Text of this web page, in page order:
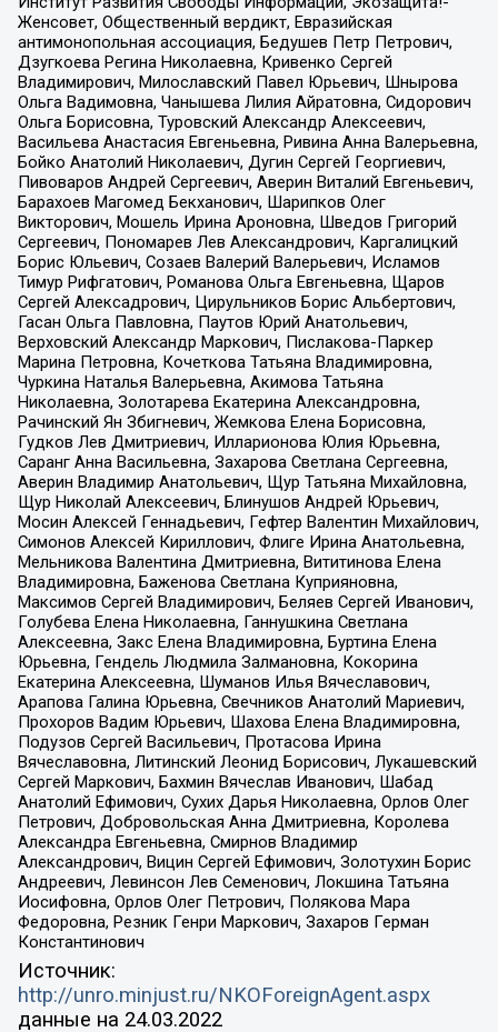
Женсовет, Общественный вердикт, Евразийская
антимонопольная ассоциация, Бедушев Петр Петрович,
Дзугкоева Регина Николаевна, Кривенко Сергей
Владимирович, Милославский Павел Юрьевич, Шнырова
Ольга Вадимовна, Чанышева Лилия Айратовна, Сидорович
Ольга Борисовна, Туровский Александр Алексеевич,
Васильева Анастасия Евгеньевна, Ривина Анна Валерьевна,
Бойко Анатолий Николаевич, Дугин Сергей Георгиевич,
Пивоваров Андрей Сергеевич, Аверин Виталий Евгеньевич,
Барахоев Магомед Бекханович, Шарипков Олег
Викторович, Мошель Ирина Ароновна, Шведов Григорий
Сергеевич, Пономарев Лев Александрович, Каргалицкий
Борис Юльевич, Созаев Валерий Валерьевич, Исламов
Тимур Рифгатович, Романова Ольга Евгеньевна, Щаров
Сергей Алексадрович, Цирульников Борис Альбертович,
Гасан Ольга Павловна, Паутов Юрий Анатольевич,
Верховский Александр Маркович, Пислакова-Паркер
Марина Петровна, Кочеткова Татьяна Владимировна,
Чуркина Наталья Валерьевна, Акимова Татьяна
Николаевна, Золотарева Екатерина Александровна,
Рачинский Ян Збигневич, Жемкова Елена Борисовна,
Гудков Лев Дмитриевич, Илларионова Юлия Юрьевна,
Саранг Анна Васильевна, Захарова Светлана Сергеевна,
Аверин Владимир Анатольевич, Щур Татьяна Михайловна,
Щур Николай Алексеевич, Блинушов Андрей Юрьевич,
Мосин Алексей Геннадьевич, Гефтер Валентин Михайлович,
Симонов Алексей Кириллович, Флиге Ирина Анатольевна,
Мельникова Валентина Дмитриевна, Вититинова Елена
Владимировна, Баженова Светлана Куприяновна,
Максимов Сергей Владимирович, Беляев Сергей Иванович,
Голубева Елена Николаевна, Ганнушкина Светлана
Алексеевна, Закс Елена Владимировна, Буртина Елена
Юрьевна, Гендель Людмила Залмановна, Кокорина
Екатерина Алексеевна, Шуманов Илья Вячеславович,
Арапова Галина Юрьевна, Свечников Анатолий Мариевич,
Прохоров Вадим Юрьевич, Шахова Елена Владимировна,
Подузов Сергей Васильевич, Протасова Ирина
Вячеславовна, Литинский Леонид Борисович, Лукашевский
Сергей Маркович, Бахмин Вячеслав Иванович, Шабад
Анатолий Ефимович, Сухих Дарья Николаевна, Орлов Олег
Петрович, Добровольская Анна Дмитриевна, Королева
Александра Евгеньевна, Смирнов Владимир
Александрович, Вицин Сергей Ефимович, Золотухин Борис
Андреевич, Левинсон Лев Семенович, Локшина Татьяна
Иосифовна, Орлов Олег Петрович, Полякова Мара
Федоровна, Резник Генри Маркович, Захаров Герман
Константинович
Источник:
http://unro.minjust.ru/NKOForeignAgent.aspx
данные на 24.03.2022